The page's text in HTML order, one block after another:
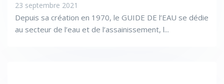
23 septembre 2021
Depuis sa création en 1970, le GUIDE DE l’EAU se dédie
au secteur de l’eau et de l’assainissement, l...